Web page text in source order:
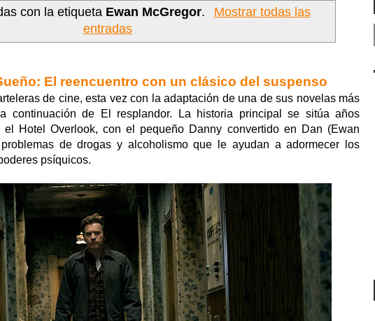
con la etiqueta Ewan McGregor.
Mostrar todas las
entradas
El reencuentro con un clásico del suspenso
de cine, esta vez con la adaptación de una de sus novelas más
continuación de El resplandor. La historia principal se sitúa años
Hotel Overlook, con el pequeño Danny convertido en Dan (Ewan
de drogas y alcoholismo que le ayudan a adormecer los
psíquicos.